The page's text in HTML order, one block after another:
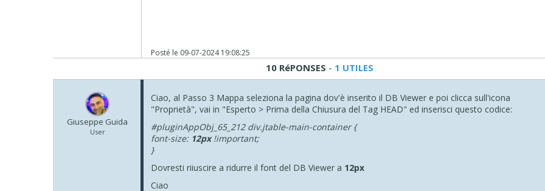
Posté le 09-07-2024 19:08:25
10 RéPONSES - 1 UTILES
Giuseppe Guida
User
Ciao, al Passo 3 Mappa seleziona la pagina dov'è inserito il DB Viewer e poi clicca sull'icona
"Proprietà", vai in "Esperto > Prima della Chiusura del Tag HEAD" ed inserisci questo codice:
#pluginAppObj_65_212 div.jtable-main-container {
font-size: 12px!important;
}
Dovresti riiuscire a ridurre il font del DB Viewer a 12px
Ciao